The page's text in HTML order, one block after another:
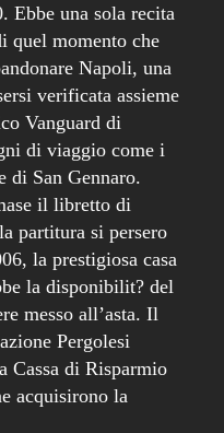
Ebbe una sola recita
quel momento che
Napoli, una
verificata assieme
Vanguard di
di viaggio come i
di San Gennaro.
il libretto di
partitura si persero
la prestigiosa casa
la disponibilit? del
messo all’asta. Il
Pergolesi
Cassa di Risparmio
acquisirono la